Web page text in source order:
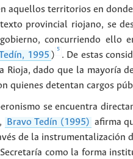
aquellos territorios en
provincial riojano, se
concurriendo ello
1995 )
5
. De estas
Rioja, dado que la mayoría
quienes detentan cargos
se encuentra
Bravo Tedín (1995) afirma
de la instrumentalización
como la forma